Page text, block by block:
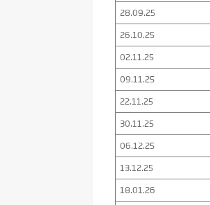
28.09.25
26.10.25
02.11.25
09.11.25
22.11.25
30.11.25
06.12.25
13.12.25
18.01.26